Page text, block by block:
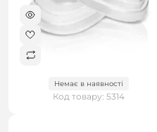
Немає в наявності
Код товару: 5314